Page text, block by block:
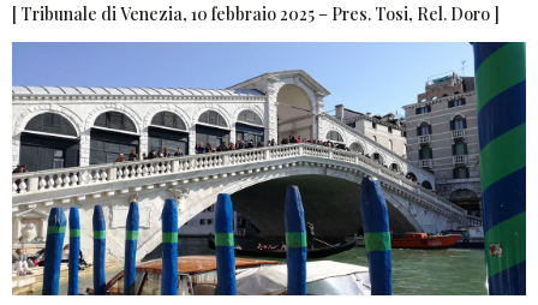
[ Tribunale di Venezia, 10 febbraio 2025 – Pres. Tosi, Rel. Doro ]